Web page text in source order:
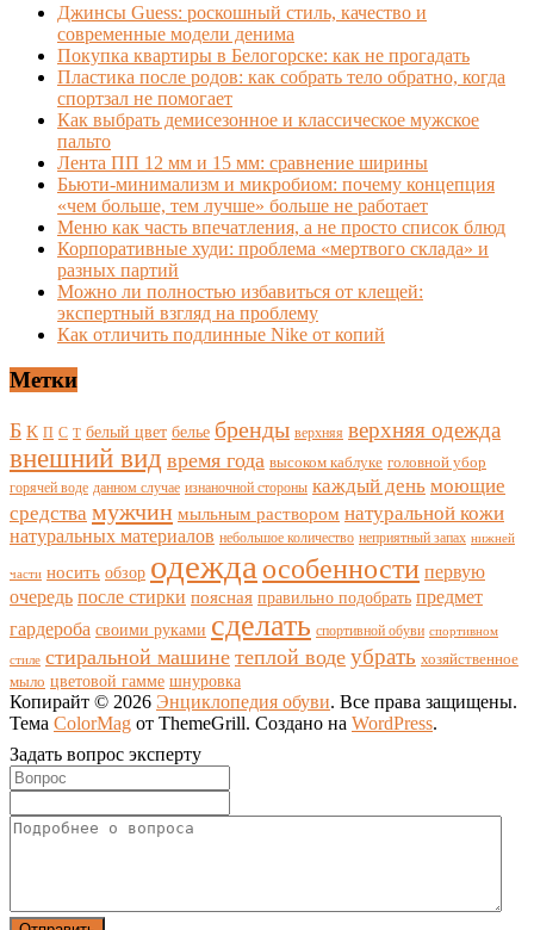
Джинсы Guess: роскошный стиль, качество и
современные модели денима
Покупка квартиры в Белогорске: как не прогадать
Пластика после родов: как собрать тело обратно, когда
спортзал не помогает
Как выбрать демисезонное и классическое мужское
пальто
Лента ПП 12 мм и 15 мм: сравнение ширины
Бьюти-минимализм и микробиом: почему концепция
«чем больше, тем лучше» больше не работает
Меню как часть впечатления, а не просто список блюд
Корпоративные худи: проблема «мертвого склада» и
разных партий
Можно ли полностью избавиться от клещей:
экспертный взгляд на проблему
Как отличить подлинные Nike от копий
Метки
Б К П С Т белый цвет белье бренды верхняя верхняя одежда
внешний вид время года высоком каблуке головной убор
горячей воде данном случае изнаночной стороны каждый день моющие
средства мужчин мыльным раствором натуральной кожи
натуральных материалов небольшое количество неприятный запах нижней
части носить обзор одежда особенности первую
очередь после стирки поясная правильно подобрать предмет
гардероба своими руками сделать спортивной обуви спортивном
стиле стиральной машине теплой воде убрать хозяйственное
мыло цветовой гамме шнуровка
Копирайт © 2026 Энциклопедия обуви. Все права защищены.
Тема ColorMag от ThemeGrill. Создано на WordPress.
Задать вопрос эксперту